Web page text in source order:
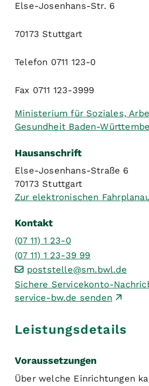
Else-Josenhans-Str. 6
70173 Stuttgart
Telefon 0711 123-0
Fax 0711 123-3999
Ministerium für Soziales,
Gesundheit Baden-
Hausanschrift
Else-Josenhans-Straße 6
70173 Stuttgart
Zur elektronischen
Kontakt
(07 11) 1 23-0
(07 11) 1 23-39 99
poststelle@sm.bwl.de
Sichere Servicekonto-
service-bw.de senden
Leistungsdetails
Voraussetzungen
Über welche Einrichtungen